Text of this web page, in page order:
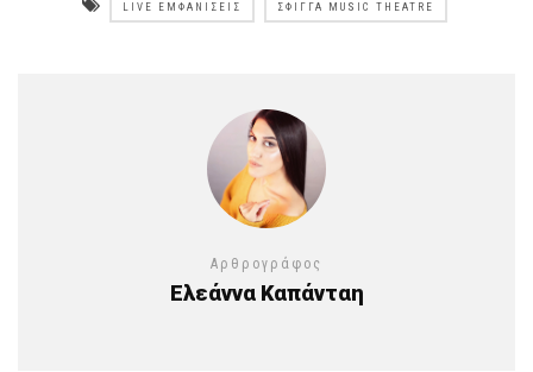
LIVE ΕΜΦΑΝΊΣΕΙΣ ΣΦΊΓΓΑ MUSIC THEATRE
Αρθρογράφος
Ελεάννα Καπάνταη